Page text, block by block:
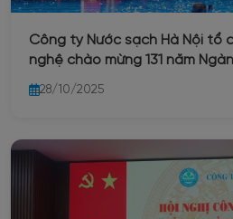
Công ty Nước sạch Hà Nội tổ
nghệ chào mừng 131 năm
2025) và 71 năm ngày thành
Hà Nội (25/10/1954 – 25/10/
28/10/2025